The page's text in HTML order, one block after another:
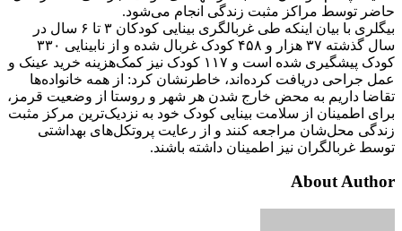
حاضر توسط مراکز مثبت زندگی انجام می‌شود.
بیگلری با بیان اینکه طی غربالگری بینایی کودکان ۳ تا ۶ سال در
سال گذشته ۳۷ هزار و ۴۵۸ کودک غربال شده و از نابینایی ۳۳۰
کودک پیشگیری شده‌ است و ۱۱۷ کودک نیز کمک‌هزینه‌ خرید عینک و
عمل جراحی دریافت کرده‌اند، خاطرنشان کرد: از همه خانواده‌ها
تقاضا داریم به محض خارج شدن هر شهر و روستا از وضعیت قرمز،
برای اطمینان از سلامت بینایی کودک خود به نزدیک‌ترین مرکز مثبت
زندگی محل‌شان مراجعه کنند و از رعایت پروتکل‌های بهداشتی
توسط غربالگران نیز اطمینان داشته‌ باشند.
About Author